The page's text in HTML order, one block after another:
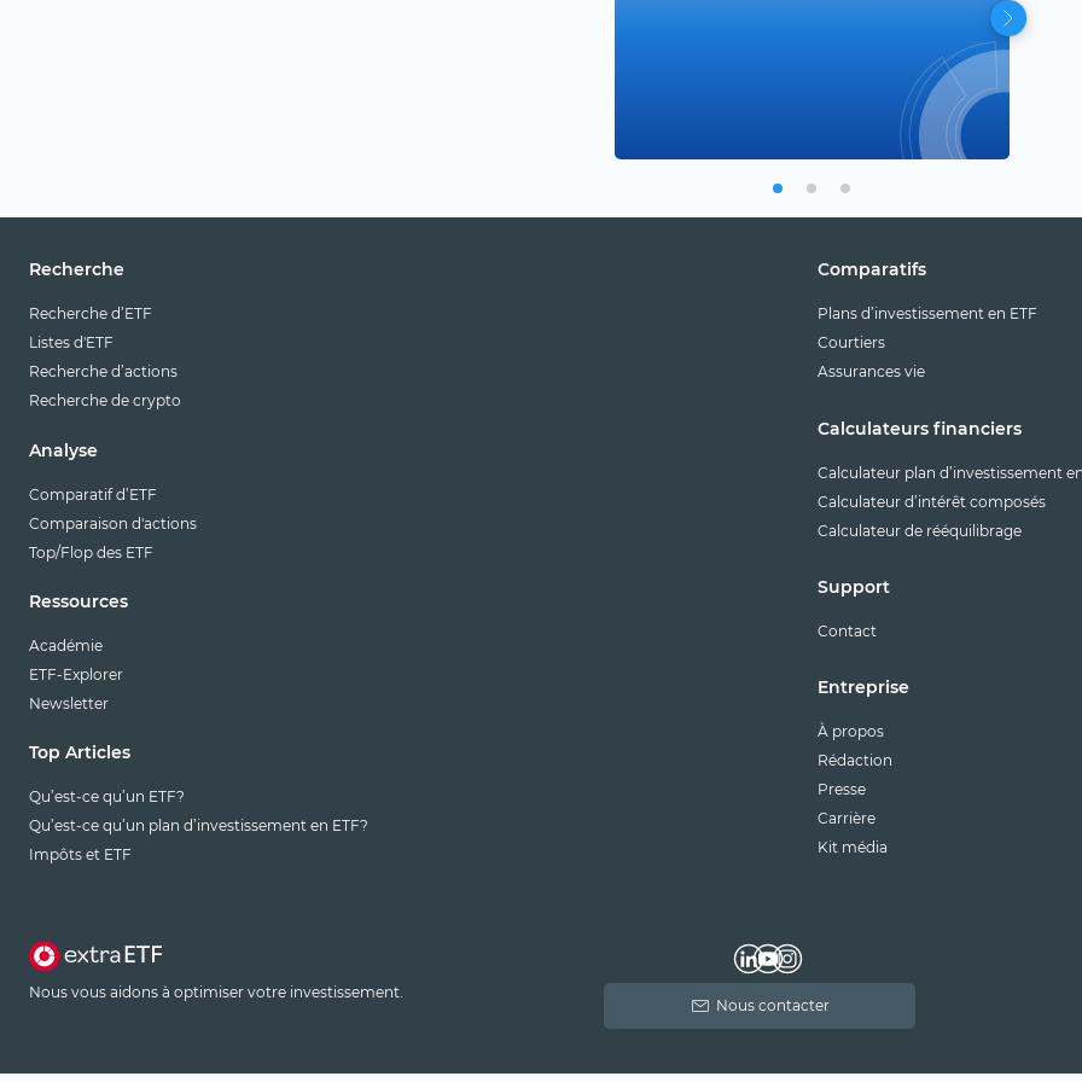
Recherche
Recherche d’ETF
Listes d'ETF
Recherche d’actions
Recherche de crypto
Analyse
Comparatif d’ETF
Comparaison d'actions
Top/Flop des ETF
Ressources
Académie
ETF-Explorer
Newsletter
Top Articles
Qu’est-ce qu’un ETF?
Qu’est-ce qu’un plan d’investissement en ETF?
Impôts et ETF
Comparatifs
Plans d’investissement en ETF
Courtiers
Assurances vie
Calculateurs financiers
Calculateur plan d’investissement
Calculateur d’intérêt composés
Calculateur de rééquilibrage
Support
Contact
Entreprise
À propos
Rédaction
Presse
Carrière
Kit média
Nous vous aidons à optimiser votre investissement.
Nous contacter